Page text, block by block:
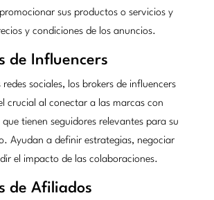
sus productos o servicios y
y condiciones de los anuncios.
de Influencers
redes sociales, los brokers de influencers
crucial al conectar a las marcas con
tienen seguidores relevantes para su
Ayudan a definir estrategias, negociar
el impacto de las colaboraciones.
de Afiliados